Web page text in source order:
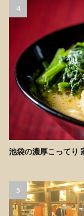
池袋の濃厚こってり